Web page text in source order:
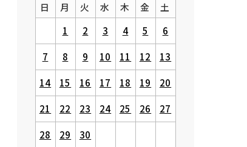
日 月 火 水 木 金
土
1
2 3 4 5 6
7 8 9 10 11 12 13
14 15 16 17 18 19 20
21 22 23 24 25 26 27
28 29 30